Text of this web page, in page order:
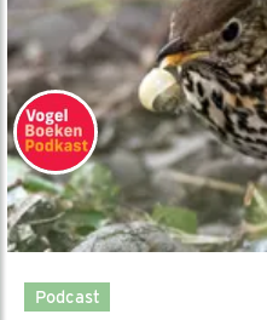
Podcast